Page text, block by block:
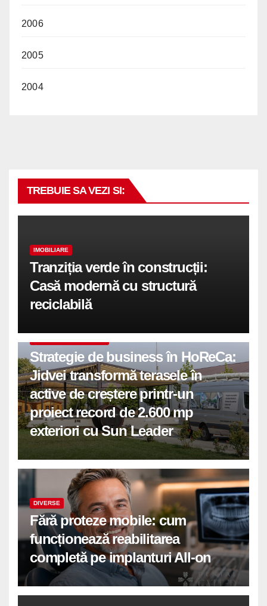
2006
2005
2004
TREBUIE SA VEZI SI:
IMOBILIARE
Tranziția verde în construcții:
Casă modernă cu structură
reciclabilă
Strategie de business în HoReCa:
Jidvei transformă terasele în
active de creștere printr-un
proiect record de 2.600 mp
exteriori cu Sun Leader
DIVERSE
Fără proteze mobile: cum
funcționează reabilitarea
completă pe implanturi All-on